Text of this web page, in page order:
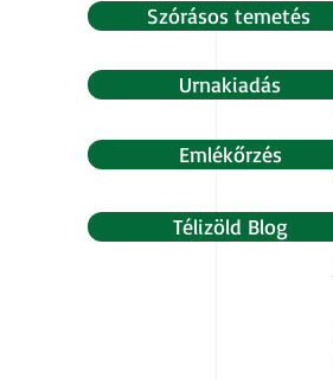
Szórásos temetés
Urnakiadás
Emlékőrzés
Télizöld Blog